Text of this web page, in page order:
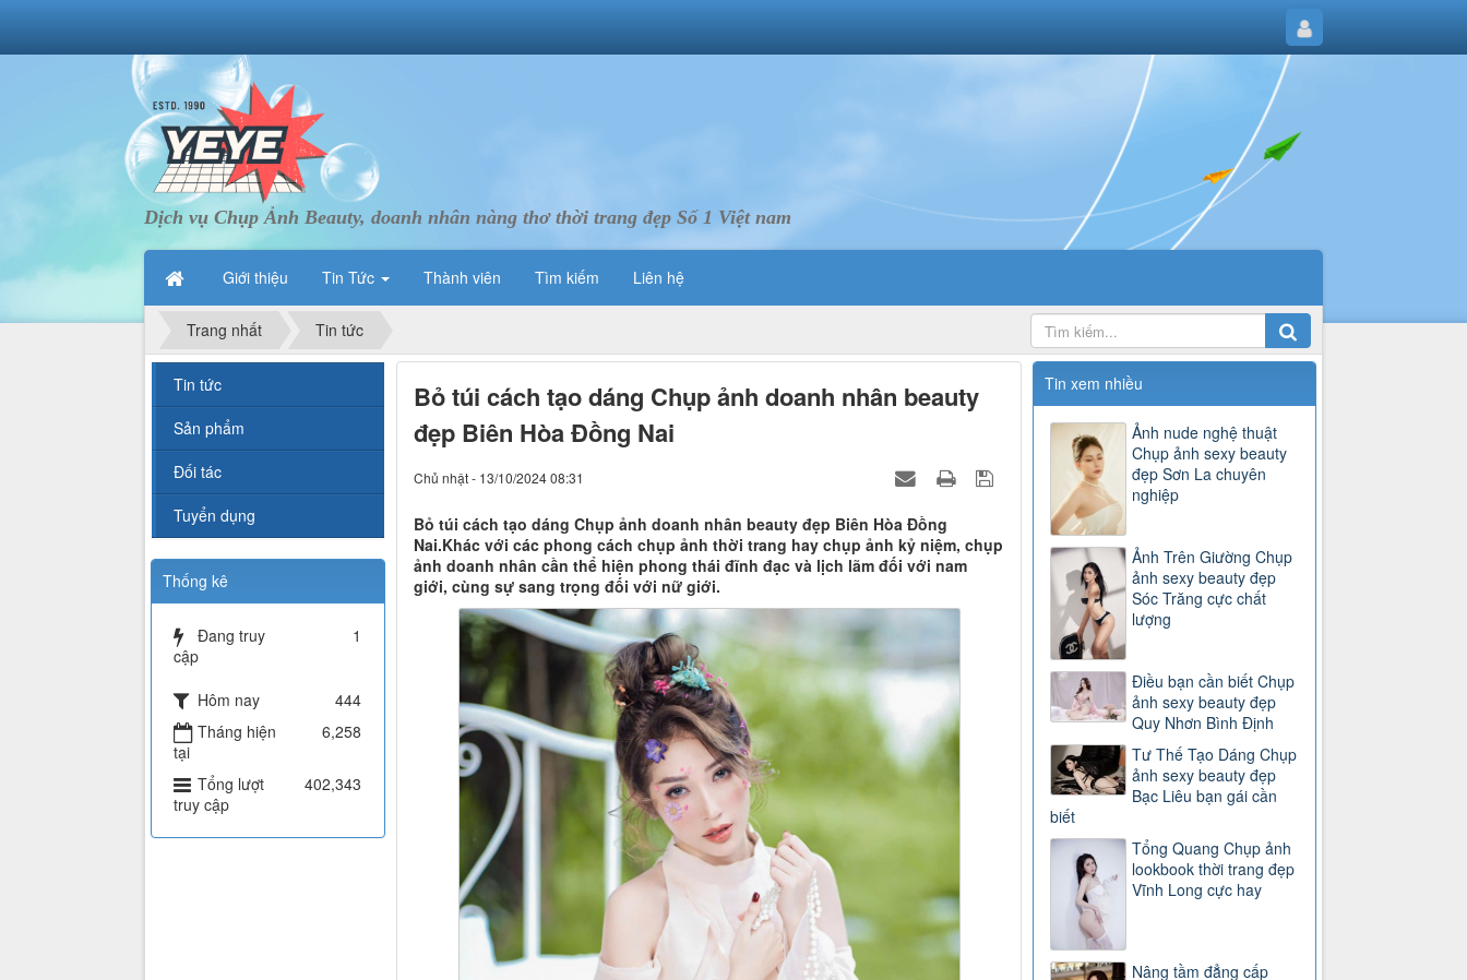
Dịch vụ Chụp Ảnh Beauty, doanh nhân nàng thơ thời trang đẹp Số 1 Việt nam
Giới thiệu Tin Tức Thành viên Tìm kiếm Liên hệ
Trang nhất Tin tức
Bỏ túi cách tạo dáng Chụp ảnh doanh nhân beauty
đẹp Biên Hòa Đồng Nai
Chủ nhật - 13/10/2024 08:31
Bỏ túi cách tạo dáng Chụp ảnh doanh nhân beauty đẹp Biên Hòa Đồng
Nai.Khác với các phong cách chụp ảnh thời trang hay chụp ảnh kỷ niệm, chụp
ảnh doanh nhân cần thể hiện phong thái đĩnh đạc và lịch lãm đối với nam
giới, cùng sự sang trọng đối với nữ giới.
Tin xem nhiều
Ảnh nude nghệ thuật
Chụp ảnh sexy beauty
đẹp Sơn La chuyên
nghiệp
Ảnh Trên Giường Chụp
ảnh sexy beauty đẹp
Sóc Trăng cực chất
lượng
Điều bạn cần biết Chụp
ảnh sexy beauty đẹp
Quy Nhơn Bình Định
Tư Thế Tạo Dáng Chụp
ảnh sexy beauty đẹp
Bạc Liêu bạn gái cần
biết
Tổng Quang Chụp ảnh
lookbook thời trang đẹp
Vĩnh Long cực hay
Nâng tầm đẳng cấp
Tin tức
Sản phẩm
Đối tác
Tuyển dụng
Thống kê
Đang truy
cập
1
Hôm nay
444
Tháng hiện
tại
6,258
Tổng lượt
truy cập
402,343